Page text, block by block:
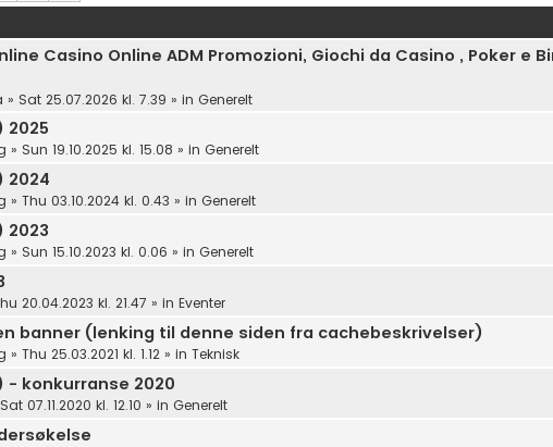
Casino Online ADM Promozioni, Giochi da Casino , Poker e
» Sat 25.07.2026 kl. 7.39 » in Generelt
» Sun 19.10.2025 kl. 15.08 » in Generelt
2024
» Thu 03.10.2024 kl. 0.43 » in Generelt
» Sun 15.10.2023 kl. 0.06 » in Generelt
20.04.2023 kl. 21.47 » in Eventer
banner (lenking til denne siden fra cachebeskrivelser)
» Thu 25.03.2021 kl. 1.12 » in Teknisk
konkurranse 2020
Sat 07.11.2020 kl. 12.10 » in Generelt